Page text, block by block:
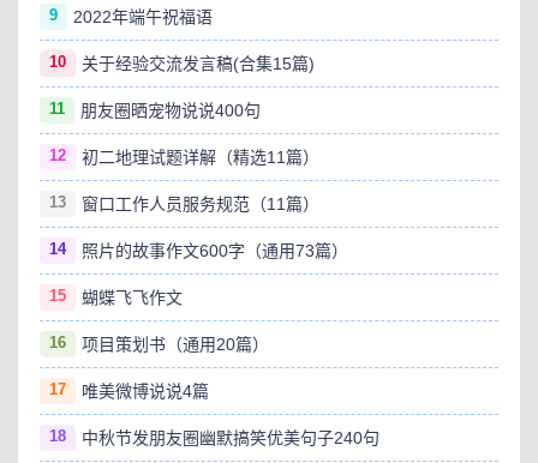
9 2022年端午祝福语
10 关于经验交流发言稿(合集15篇)
11 朋友圈晒宠物说说400句
12 初二地理试题详解（精选11篇）
13 窗口工作人员服务规范（11篇）
14 照片的故事作文600字（通用73篇）
15 蝴蝶飞飞作文
16 项目策划书（通用20篇）
17 唯美微博说说4篇
18 中秋节发朋友圈幽默搞笑优美句子240句